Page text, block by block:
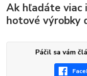
Ak hľadáte viac
hotové výrobky
Páčil sa vám